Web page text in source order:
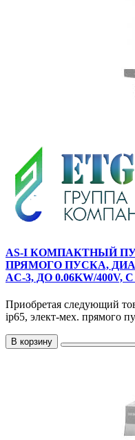
AS-I КОМПАКТНЫЙ
ПРЯМОГО ПУСКА,
AC-3, ДО 0.06KW/
Приобретая следующий
ip65, элект-мех. прямого
В корзину